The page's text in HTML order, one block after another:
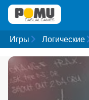
Игры Логические